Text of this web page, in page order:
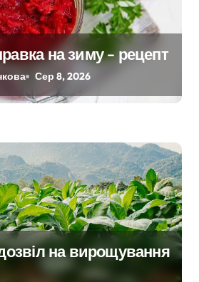
на зиму – рецепт
Сер 8, 2026
на вирощування